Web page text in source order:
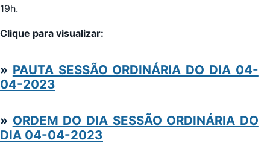
19h.
Clique para visualizar:
» PAUTA SESSÃO ORDINÁRIA DO DIA 04-
04-2023
» ORDEM DO DIA SESSÃO ORDINÁRIA DO
DIA 04-04-2023